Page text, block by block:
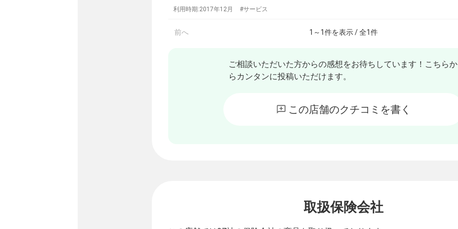
利用時期:2017年12月 サービス
前へ 1 ～ 1件を表示 / 全1件
ご相談いただいた方からの感想をお待ちしています！こちらか
らカンタンに投稿いただけます。
この店舗のクチコミを書く
取扱保険会社